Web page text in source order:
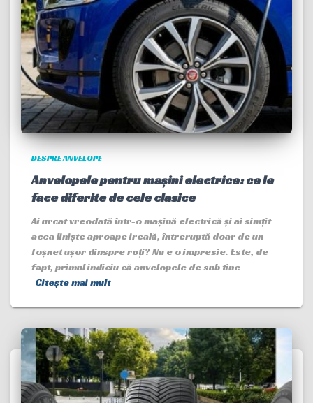
DESPRE ANVELOPE
Anvelopele pentru mașini electrice: ce le
face diferite de cele clasice
Ai urcat vreodată într-o mașină electrică și ai simțit
acea liniște aproape ireală, întreruptă doar de un
foșnet ușor dinspre roți? Nu e o impresie. Este, de
fapt, primul indiciu că anvelopele de sub tine
Citește mai mult